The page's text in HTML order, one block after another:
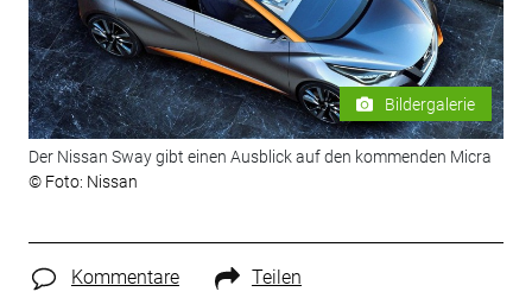
Bildergalerie
Der Nissan Sway gibt einen Ausblick auf den kommenden Micra
© Foto: Nissan
Kommentare Teilen